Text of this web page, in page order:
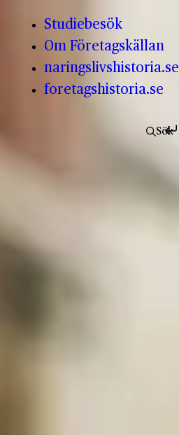
Studiebesök
Om Företagskällan
naringslivshistoria.se
foretagshistoria.se
Sök